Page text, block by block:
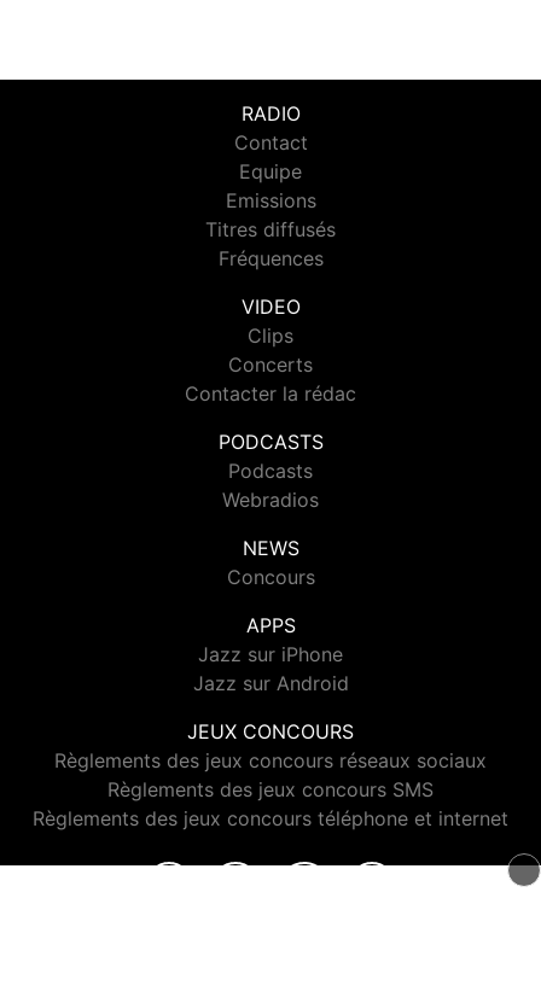
RADIO
Contact
Equipe
Emissions
Titres diffusés
Fréquences
VIDEO
Clips
Concerts
Contacter la rédac
PODCASTS
Podcasts
Webradios
NEWS
Concours
APPS
Jazz sur iPhone
Jazz sur Android
JEUX CONCOURS
Règlements des jeux concours réseaux sociaux
Règlements des jeux concours SMS
Règlements des jeux concours téléphone et internet